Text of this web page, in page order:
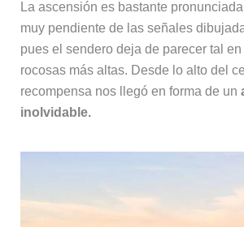
La ascensión es bastante
muy pendiente de las señales
pues el sendero deja de parecer tal
rocosas más altas. Desde lo alto del
recompensa nos llegó en forma de un
inolvidable.